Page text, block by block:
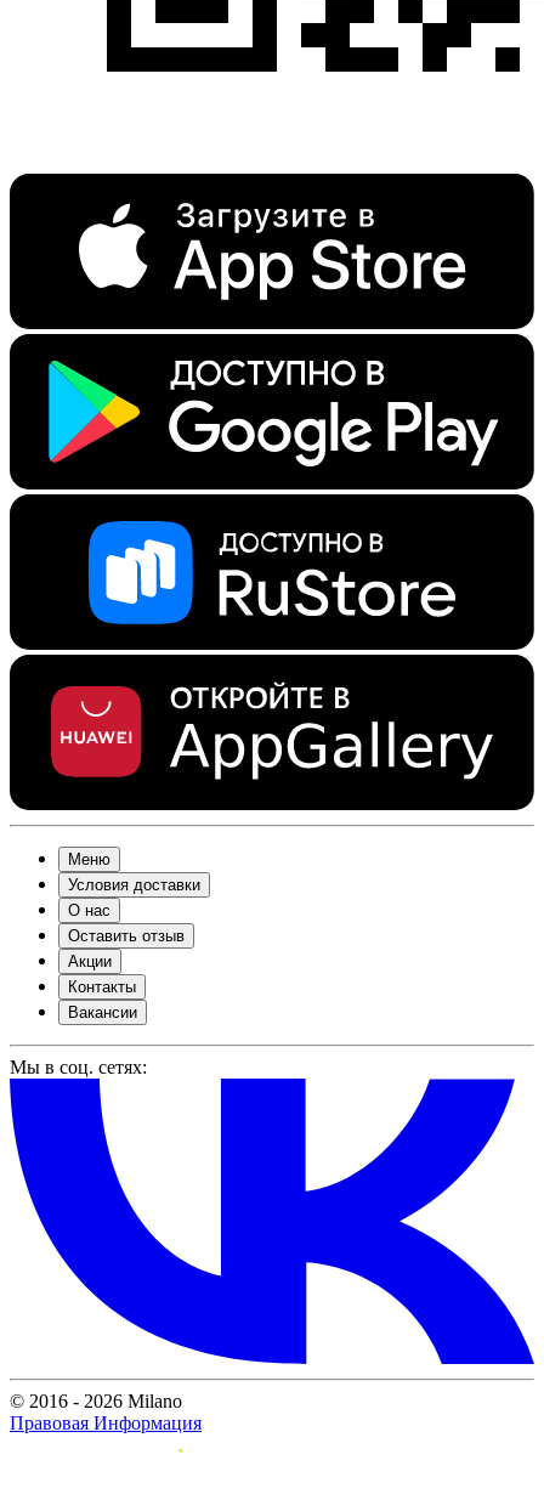
Меню
Условия доставки
О нас
Оставить отзыв
Акции
Контакты
Вакансии
Мы в соц. сетях:
© 2016 - 2026 Milano
Правовая Информация